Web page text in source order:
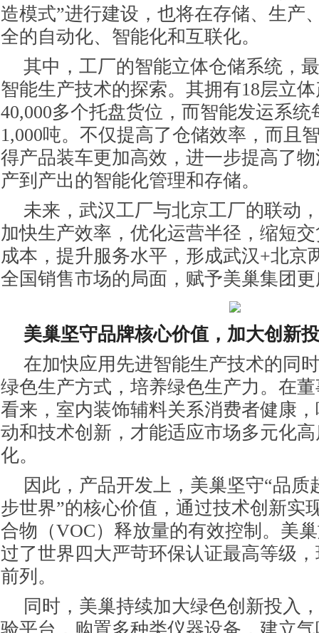
造模式”进行建设，也将在存储、生产
全的自动化、智能化和互联化。
其中，工厂的智能立体仓储系统，
智能生产技术的探索。其拥有18层立
40,000多个托盘货位，而智能发运系
1,000吨。不仅提高了仓储效率，而且
得产品装车更加高效，进一步提高了
产到产出的智能化管理和存储。
未来，武汉工厂与北京工厂的联动
加快生产效率，优化运营半径，缩短
成本，提升服务水平，形成武汉+北京
全国销售市场的局面，赋予美巢集团
美巢坚守品牌核心价值，加大创新
在加快应用先进智能生产技术的同
绿色生产方式，培养绿色生产力。在
看来，室内装饰辅料关系消费者健康
动和技术创新，才能适应市场多元化
化。
因此，产品开发上，美巢坚守“品质
步世界”的核心价值，通过技术创新实
合物（VOC）释放量的有效控制。美
过了世界四大严苛环保认证最高等级
前列。
同时，美巢持续加大绿色创新投入